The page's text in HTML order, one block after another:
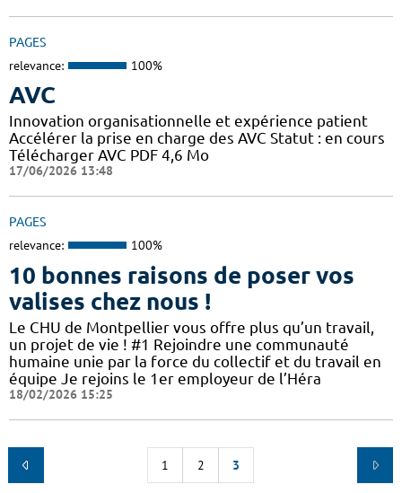
PAGES
relevance: 100%
AVC
Innovation organisationnelle et expérience patient
Accélérer la prise en charge des AVC Statut : en cours
Télécharger AVC PDF 4,6 Mo
17/06/2026 13:48
PAGES
relevance: 100%
10 bonnes raisons de poser vos
valises chez nous !
Le CHU de Montpellier vous offre plus qu’un travail,
un projet de vie ! #1 Rejoindre une communauté
humaine unie par la force du collectif et du travail en
équipe Je rejoins le 1er employeur de l’Héra
18/02/2026 15:25
1 2 3